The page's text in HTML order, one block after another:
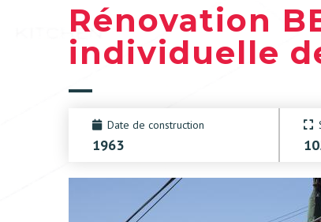
Rénovation
individuelle
Date de construction
1963